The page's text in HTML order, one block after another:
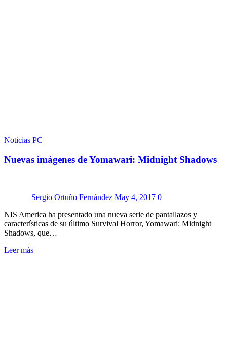
Noticias PC
Nuevas imágenes de Yomawari: Midnight Shadows
Sergio Ortuño Fernández May 4, 2017 0
NIS America ha presentado una nueva serie de pantallazos y
características de su último Survival Horror, Yomawari: Midnight
Shadows, que…
Leer más